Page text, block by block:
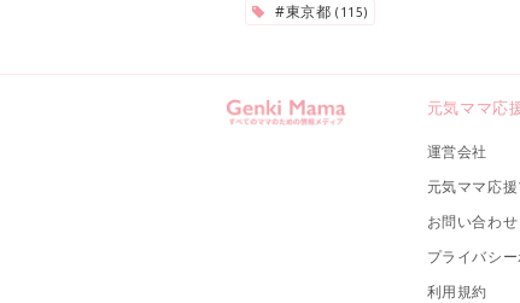
#東京都(115)
元気ママ応
運営会社
元気ママ応
お問い合わせ
プライバシ
利用規約